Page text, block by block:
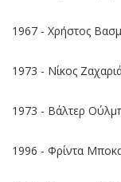
1967 - Χρήστος
1973 - Νίκος
1973 - Βάλτερ
1996 - Φρίντα